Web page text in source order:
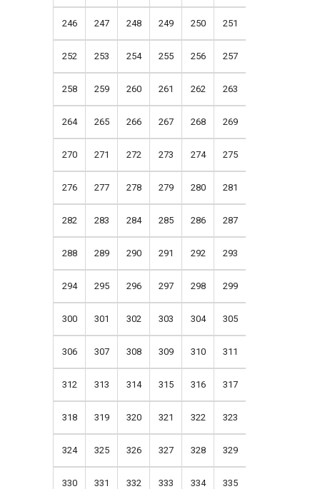
246 247 248 249 250 251
252 253 254 255 256 257
258 259 260 261 262 263
264 265 266 267 268 269
270 271 272 273 274 275
276 277 278 279 280 281
282 283 284 285 286 287
288 289 290 291 292 293
294 295 296 297 298 299
300 301 302 303 304 305
306 307 308 309 310 311
312 313 314 315 316 317
318 319 320 321 322 323
324 325 326 327 328 329
330 331 332 333 334 335